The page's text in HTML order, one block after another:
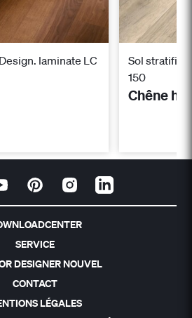
laminate LC
Sol stratifié
150
Chêne
SERVICE
DESIGNER NOUVEL
CONTACT
LÉGALES